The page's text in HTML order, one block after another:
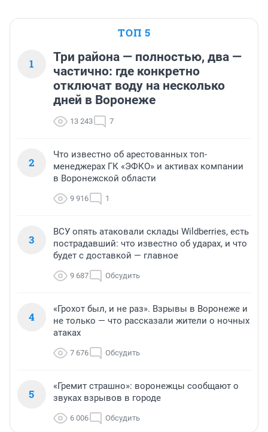
ТОП 5
1
Три района — полностью, два —
частично: где конкретно
отключат воду на несколько
дней в Воронеже
13 243 7
2
Что известно об арестованных топ-
менеджерах ГК «ЭФКО» и активах компании
в Воронежской области
9 916 1
3
ВСУ опять атаковали склады Wildberries, есть
пострадавший: что известно об ударах, и что
будет с доставкой — главное
9 687 Обсудить
4
«Грохот был, и не раз». Взрывы в Воронеже и
не только — что рассказали жители о ночных
атаках
7 676 Обсудить
5
«Гремит страшно»: воронежцы сообщают о
звуках взрывов в городе
6 006 Обсудить